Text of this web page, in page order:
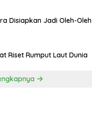
Disiapkan Jadi Oleh-Oleh
Riset Rumput Laut Dunia